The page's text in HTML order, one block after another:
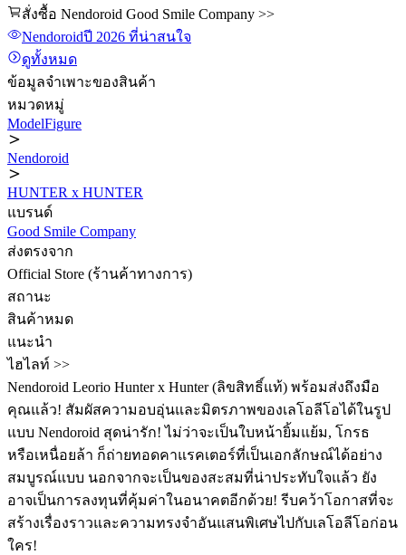
สั่งซื้อ Nendoroid Good Smile Company >>
Nendoroidปี 2026 ที่น่าสนใจ
ดูทั้งหมด
ข้อมูลจำเพาะของสินค้า
หมวดหมู่
ModelFigure
Nendoroid
HUNTER x HUNTER
แบรนด์
Good Smile Company
ส่งตรงจาก
Official Store (ร้านค้าทางการ)
สถานะ
สินค้าหมด
แนะนำ
ไฮไลท์ >>
Nendoroid Leorio Hunter x Hunter (ลิขสิทธิ์แท้) พร้อมส่งถึงมือ
คุณแล้ว! สัมผัสความอบอุ่นและมิตรภาพของเลโอลีโอได้ในรูป
แบบ Nendoroid สุดน่ารัก! ไม่ว่าจะเป็นใบหน้ายิ้มแย้ม, โกรธ
หรือเหนื่อยล้า ก็ถ่ายทอดคาแรคเตอร์ที่เป็นเอกลักษณ์ได้อย่าง
สมบูรณ์แบบ นอกจากจะเป็นของสะสมที่น่าประทับใจแล้ว ยัง
อาจเป็นการลงทุนที่คุ้มค่าในอนาคตอีกด้วย! รีบคว้าโอกาสที่จะ
สร้างเรื่องราวและความทรงจำอันแสนพิเศษไปกับเลโอลีโอก่อน
ใคร!